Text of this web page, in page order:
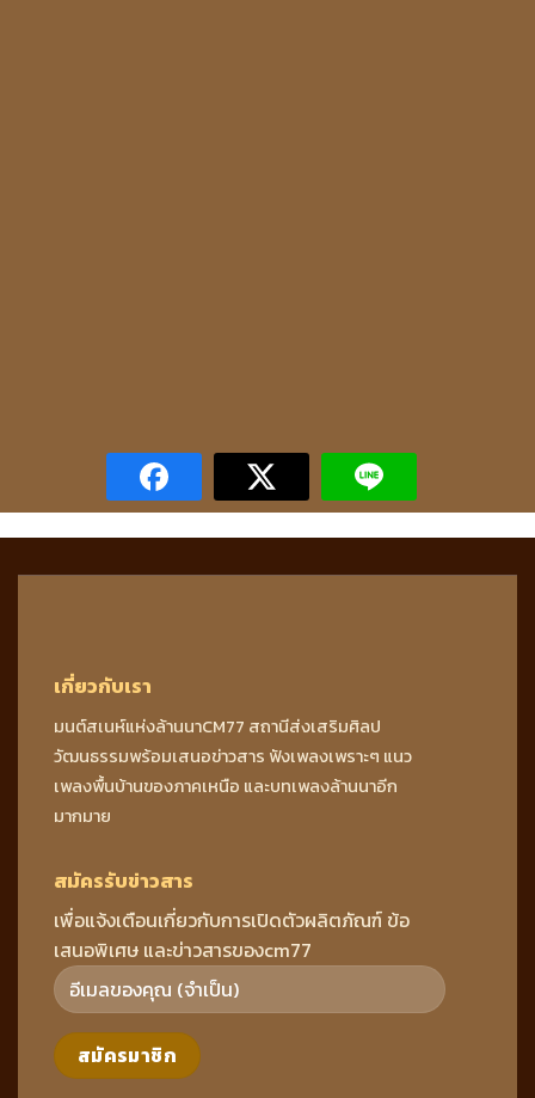
เกี่ยวกับเรา
มนต์สเนห์แห่งล้านนาCM77 สถานีส่งเสริมศิลป
วัฒนธรรมพร้อมเสนอข่าวสาร ฟังเพลงเพราะๆ แนว
เพลงพื้นบ้านของภาคเหนือ และบทเพลงล้านนาอีก
มากมาย
สมัครรับข่าวสาร
เพื่อแจ้งเตือนเกี่ยวกับการเปิดตัวผลิตภัณฑ์ ข้อ
เสนอพิเศษ และข่าวสารของcm77